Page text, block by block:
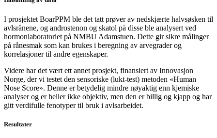
I prosjektet BoarPPM ble det tatt prøver av nedskjærte halvsøsken til
avlsrånene, og androstenon og skatol på disse ble analysert ved
hormonlaboratoriet på NMBU Adamstuen. Dette gir sikre målinger
på rånesmak som kan brukes i beregning av arvegrader og
korrelasjoner til andre egenskaper.
Videre har det vært ett annet prosjekt, finansiert av Innovasjon
Norge, der vi testet den sensoriske (lukt-test) metoden «Human
Nose Score». Denne er betydelig mindre nøyaktig enn kjemiske
analyser og er heller ikke objektiv, men den er billig og kjapp og har
gitt verdifulle fenotyper til bruk i avlsarbeidet.
Resultater